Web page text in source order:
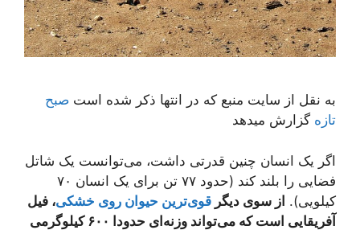
به نقل از سایت منبع که در انتها ذکر شده است صبح
تازه گزارش میدهد
اگر یک انسان چنین قدرتی داشت، می‌توانست یک شاتل
فضایی را بلند کند (حدود ۷۷ تن برای یک انسان ۷۰
کیلویی). از سوی دیگر قوی‌ترین حیوان روی خشکی، فیل
آفریقایی است که می‌تواند وزنه‌ای حدودا ۶۰۰ کیلوگرمی